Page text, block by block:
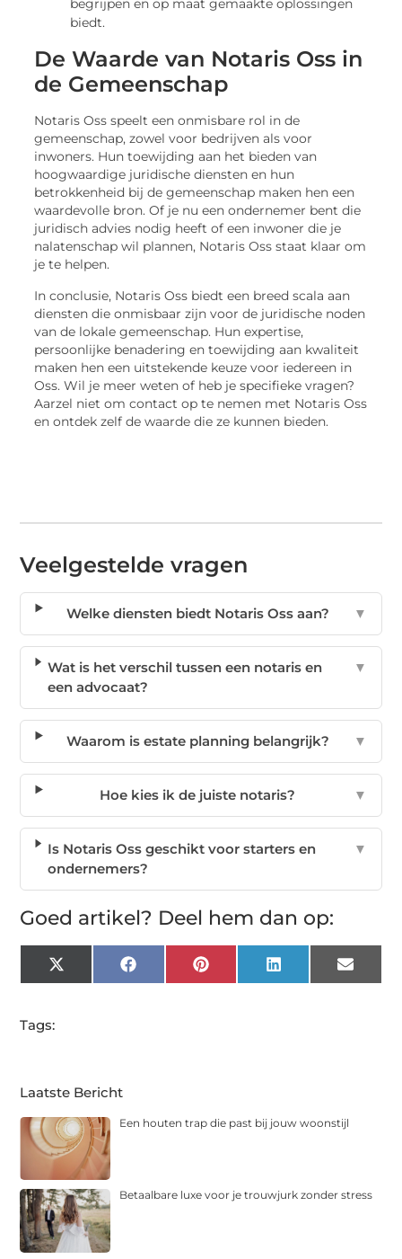
begrijpen en op maat gemaakte oplossingen
biedt.
De Waarde van Notaris Oss in
de Gemeenschap
Notaris Oss speelt een onmisbare rol in de
gemeenschap, zowel voor bedrijven als voor
inwoners. Hun toewijding aan het bieden van
hoogwaardige juridische diensten en hun
betrokkenheid bij de gemeenschap maken hen een
waardevolle bron. Of je nu een ondernemer bent die
juridisch advies nodig heeft of een inwoner die je
nalatenschap wil plannen, Notaris Oss staat klaar om
je te helpen.
In conclusie, Notaris Oss biedt een breed scala aan
diensten die onmisbaar zijn voor de juridische noden
van de lokale gemeenschap. Hun expertise,
persoonlijke benadering en toewijding aan kwaliteit
maken hen een uitstekende keuze voor iedereen in
Oss. Wil je meer weten of heb je specifieke vragen?
Aarzel niet om contact op te nemen met Notaris Oss
en ontdek zelf de waarde die ze kunnen bieden.
Veelgestelde vragen
Welke diensten biedt Notaris Oss aan? ▼
Wat is het verschil tussen een notaris en
een advocaat?
▼
Waarom is estate planning belangrijk? ▼
Hoe kies ik de juiste notaris? ▼
Is Notaris Oss geschikt voor starters en
ondernemers?
▼
Goed artikel? Deel hem dan op:
X
(Twitter)
FacebookPinterest LinkedIn Email
Tags:
Laatste Bericht
Een houten trap die past bij jouw woonstijl
Betaalbare luxe voor je trouwjurk zonder stress